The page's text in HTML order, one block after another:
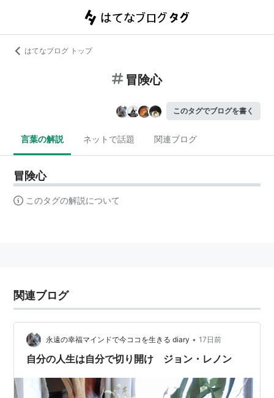
はてなブログ トップ
冒険心
このタグでブログを書く
言葉の解説 ネットで話題 関連ブログ
冒険心
このタグの解説について
関連ブログ
永遠の幸福マインドで今ココを生きる diary • 17日前
自分の人生は自分で切り開け ジョン・レノン